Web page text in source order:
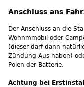
Anschluss ans
Der Anschluss an die
Wohnmmobil oder
(dieser darf dann
Zündung-Aus haben)
Polen der Batterie.
Achtung bei